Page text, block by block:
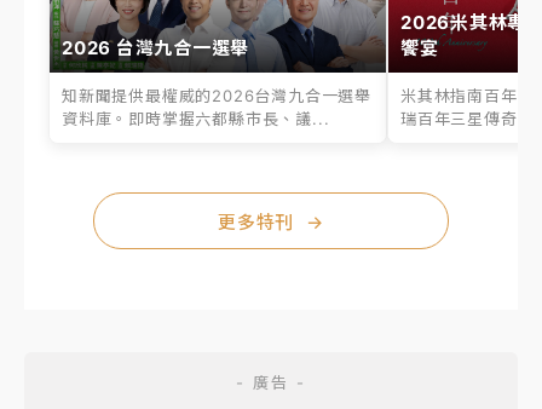
2026 台灣九合一選舉
知新聞提供最權威的2026台灣九合一選舉
資料庫。即時掌握六都縣市長、議...
2026米其林專
饗宴
米其林指南百年之
瑞百年三星傳奇、
更多特刊 →